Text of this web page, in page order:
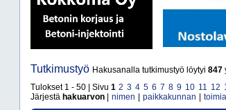
Tutkimustyö Hakusanalla tutkimustyö löytyi 847
Tulokset 1 - 50 | Sivu 1 2 3 4 5 6 7 8 9 10 11 12
Järjestä hakuarvon nimen paikkakunnan